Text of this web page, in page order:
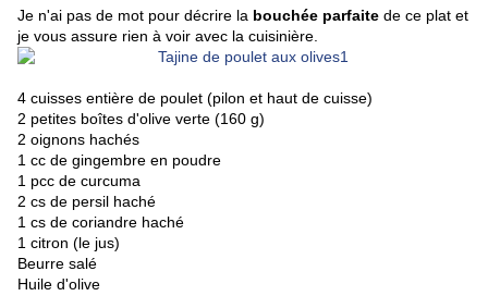
Je n'ai pas de mot pour décrire la bouchée parfaite de ce plat et
je vous assure rien à voir avec la cuisinière.
4 cuisses entière de poulet (pilon et haut de cuisse)
2 petites boîtes d'olive verte (160 g)
2 oignons hachés
1 cc de gingembre en poudre
1 pcc de curcuma
2 cs de persil haché
1 cs de coriandre haché
1 citron (le jus)
Beurre salé
Huile d'olive